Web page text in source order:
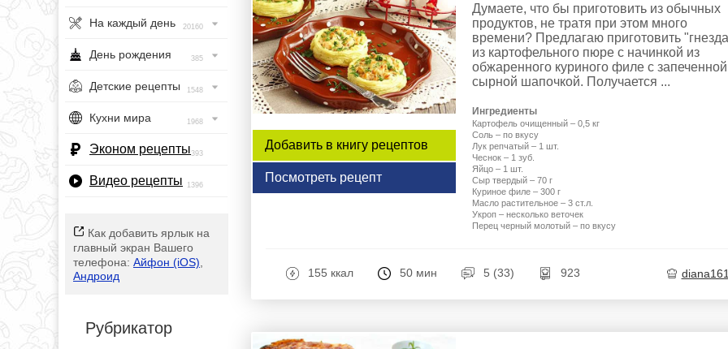
На каждый день 20160
День рождения 385
Детские рецепты 1548
Кухни мира 1968
Эконом рецепты393
Видео рецепты 1396
Как добавить ярлык на
главный экран Вашего
телефона: Айфон (iOS)
Андроид
Рубрикатор
Добавить в книгу рецептов
Посмотреть рецепт
Думаете, что бы приготовить из обычных
продуктов, не тратя при этом много
времени? Предлагаю приготовить
из картофельного пюре с начинкой из
обжаренного куриного филе с запеченной
сырной шапочкой. Получается ...
Ингредиенты
Картофель очищенный – 0,5 кг
Соль – по вкусу
Лук репчатый – 1 шт.
Чеснок – 1 зуб.
Яйцо – 1 шт.
Сыр твердый – 70 г
Куриное филе – 300 г
Масло растительное – 3 ст.л.
Укроп – несколько веточек
Перец черный молотый – по вкусу
155 ккал 50 мин 5 (33) 923